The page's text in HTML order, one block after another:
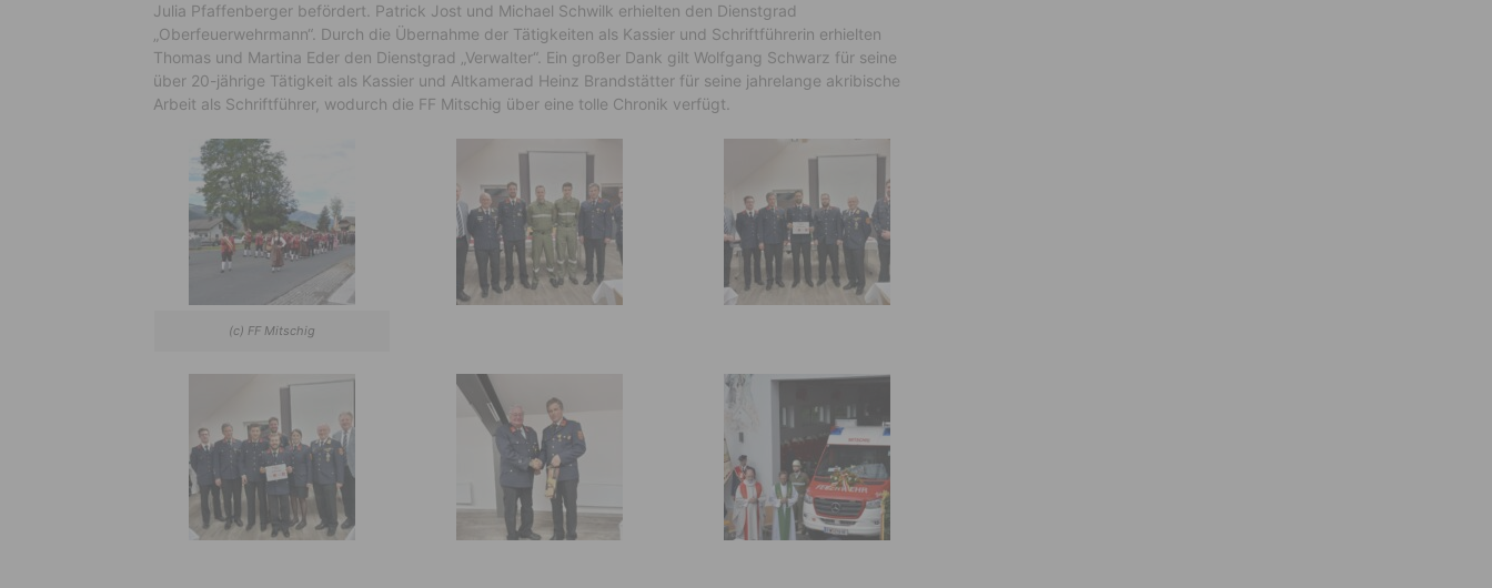
Julia Pfaffenberger befördert. Patrick Jost und Michael Schwilk erhielten den Dienstgrad
„Oberfeuerwehrmann“. Durch die Übernahme der Tätigkeiten als Kassier und Schriftführerin erhielten
Thomas und Martina Eder den Dienstgrad „Verwalter“. Ein großer Dank gilt Wolfgang Schwarz für seine
über 20-jährige Tätigkeit als Kassier und Altkamerad Heinz Brandstätter für seine jahrelange akribische
Arbeit als Schriftführer, wodurch die FF Mitschig über eine tolle Chronik verfügt.
(c) FF Mitschig